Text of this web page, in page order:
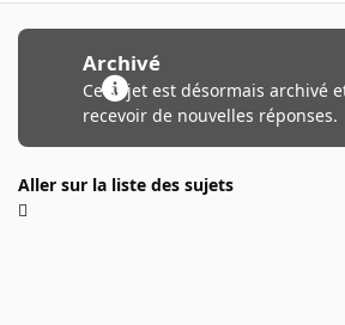
Archivé
Ce sujet est désormais archivé
recevoir de nouvelles réponses.
Aller sur la liste des sujets